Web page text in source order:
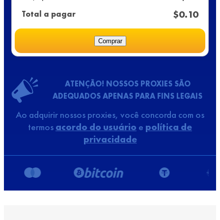
Total a pagar $0.10
Comprar
ATENÇÃO! NOSSOS PROXIES SÃO
ADEQUADOS APENAS PARA FINS LEGAIS
Ao adquirir nossos proxies, você concorda com os
termos acordo do usuário e política de
privacidade